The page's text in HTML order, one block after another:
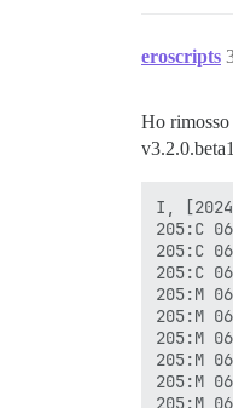
+ /usr/
eroscripts
Ho rimosso
I,
205:C
205:C
205:C
205:M
205:M
205:M
205:M
205:M